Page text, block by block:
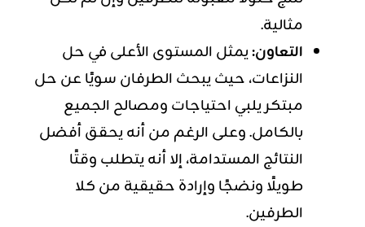
مثالية.
التعاون:يمثل المستوى الأعلى في حل
النزاعات، حيث يبحث الطرفان سويًا عن حل
مبتكر يلبي احتياجات ومصالح الجميع
بالكامل. وعلى الرغم من أنه يحقق أفضل
النتائج المستدامة، إلا أنه يتطلب وقتًا
طويلًا ونضجًا وإرادة حقيقية من كلا
الطرفين.